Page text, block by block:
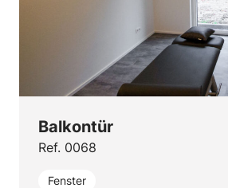
Balkontür
Ref. 0068
Fenster